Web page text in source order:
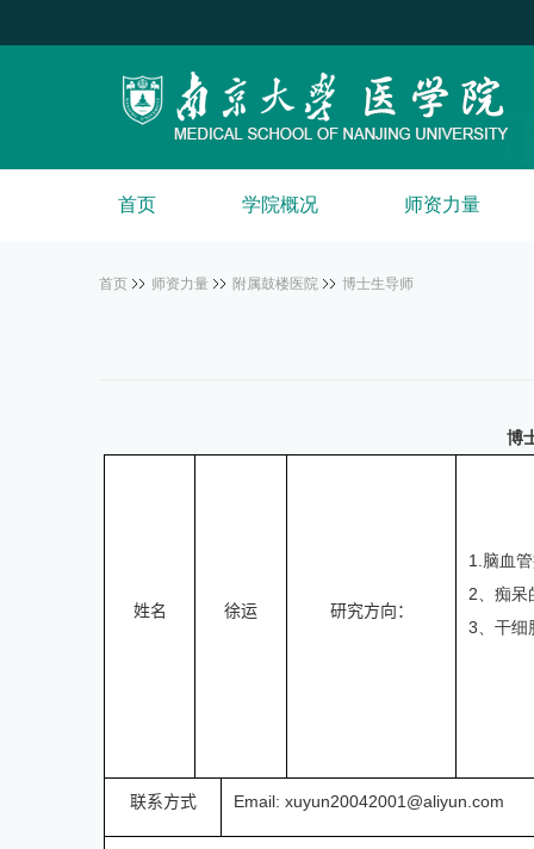
首页 学院概况 师资力量
首页 师资力量 附属鼓楼医院 博士生导师
博
姓名 徐运 研究方向：
1. 脑血
2 、痴
3 、干
联系方式 Email: xuyun20042001@aliyun.com